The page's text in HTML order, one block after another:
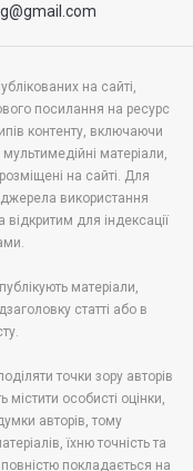
на сайті,
посилання на ресурс
контенту, включаючи
матеріали,
розміщені на сайті. Для
джерела використання
для індексації
матеріали,
статті або в
точки зору авторів
містити особисті оцінки,
авторів, тому
їхню точність та
покладається на